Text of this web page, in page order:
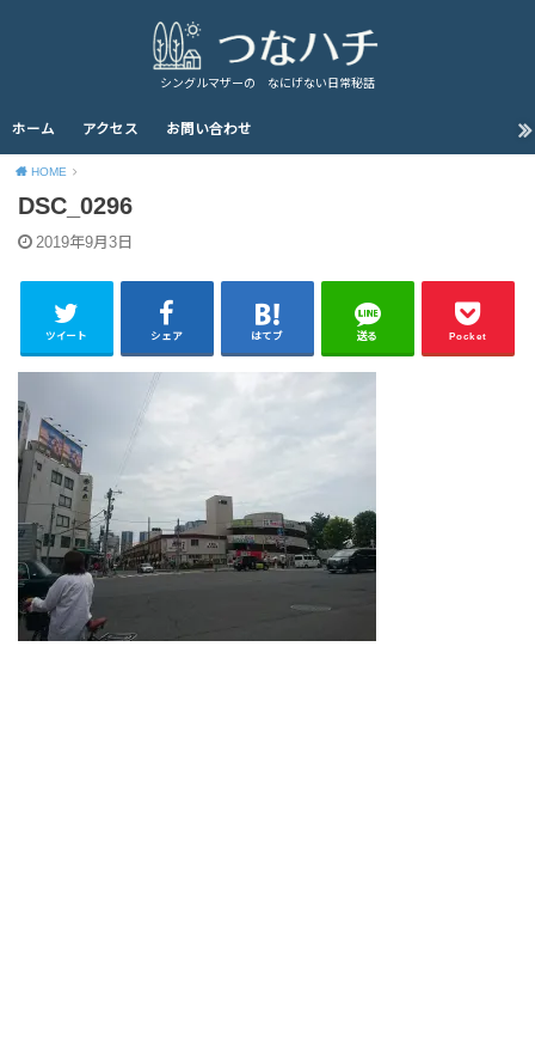
シングルマザーの なにげない日常秘話
ホーム アクセス お問い合わせ
HOME
DSC_0296
2019年9月3日
ツイート シェア はてブ 送る Pocket